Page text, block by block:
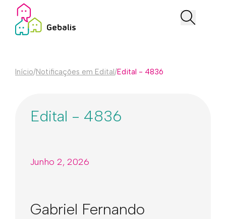
Início/Notificações em Edital/Edital - 4836
Edital - 4836
Junho 2, 2026
Gabriel Fernando